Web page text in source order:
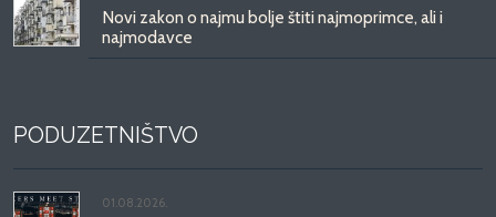
Novi zakon o najmu bolje štiti najmoprimce, ali i
najmodavce
PODUZETNIŠTVO
01.08.2026.